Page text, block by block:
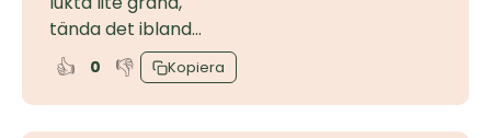
tända det ibland...
👍 0 👎 Kopiera